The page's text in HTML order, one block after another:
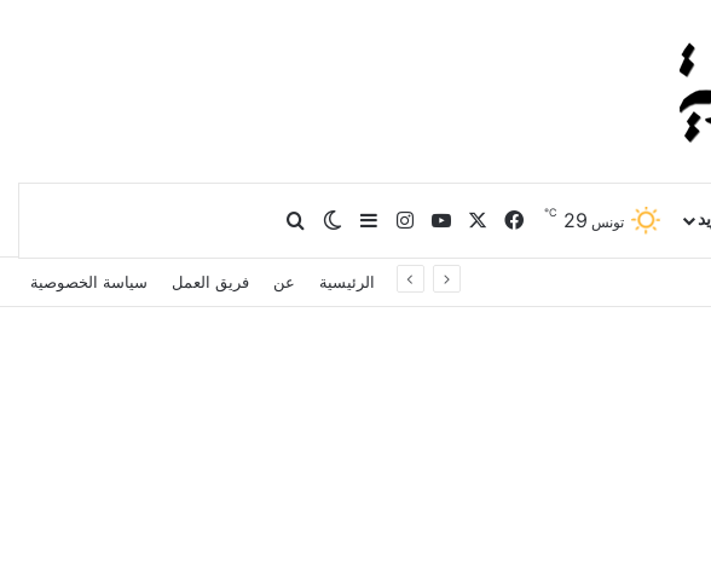
تونس 29
℃ فيسبوك يوتيوبانستقرامإضافة عمود جانبي
الوضع المظلم
بحث عن
الرئيسية عن فريق العمل سياسة الخصوصية